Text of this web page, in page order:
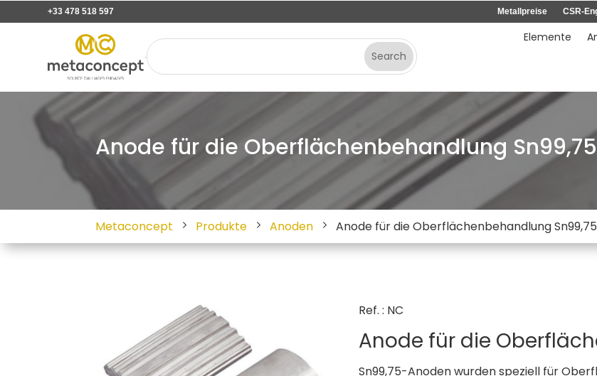
+33 478 518 597 Metallpreise CSR-
Elemente
Anode für die Oberflächenbehandlung Sn99,75
Metaconcept Produkte Anoden Anode für die Oberflächenbehandlung Sn99,75
Ref. : NC
Anode für die
Sn99,75-Anoden wurden speziell für